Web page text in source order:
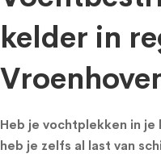
kelder in
Heb je vochtplekken in
heb je zelfs al last van